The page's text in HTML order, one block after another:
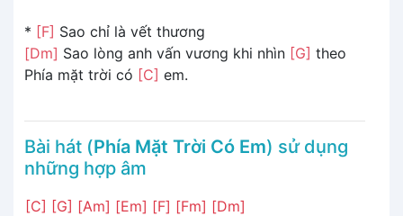
* [F] Sao chỉ là vết thương
[Dm] Sao lòng anh vấn vương khi nhìn [G] theo
Phía mặt trời có [C] em.
Bài hát (Phía Mặt Trời Có Em) sử dụng
những hợp âm
[C] [G] [Am] [Em] [F] [Fm] [Dm]